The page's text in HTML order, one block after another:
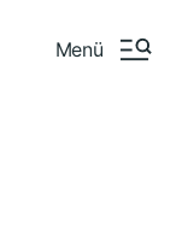
Menü